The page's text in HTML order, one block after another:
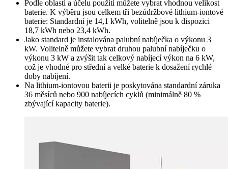
Podle oblasti a účelu použití můžete vybrat vhodnou velikost
baterie. K výběru jsou celkem tři bezúdržbové lithium-iontové
baterie: Standardní je 14,1 kWh, volitelně jsou k dispozici
18,7 kWh nebo 23,4 kWh.
Jako standard je instalována palubní nabíječka o výkonu 3
kW. Volitelně můžete vybrat druhou palubní nabíječku o
výkonu 3 kW a zvýšit tak celkový nabíjecí výkon na 6 kW,
což je vhodné pro střední a velké baterie k dosažení rychlé
doby nabíjení.
Na lithium-iontovou baterii je poskytována standardní záruka
36 měsíců nebo 900 nabíjecích cyklů (minimálně 80 %
zbývající kapacity baterie).